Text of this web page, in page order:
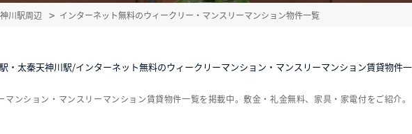
川駅周辺 インターネット無料のウィークリー・マンスリーマンション物件一覧
・太秦天神川駅/インターネット無料のウィークリーマンション・マンスリーマンション賃貸物件
ンション・マンスリーマンション賃貸物件一覧を掲載中。敷金・礼金無料、家具・家電付をご紹介